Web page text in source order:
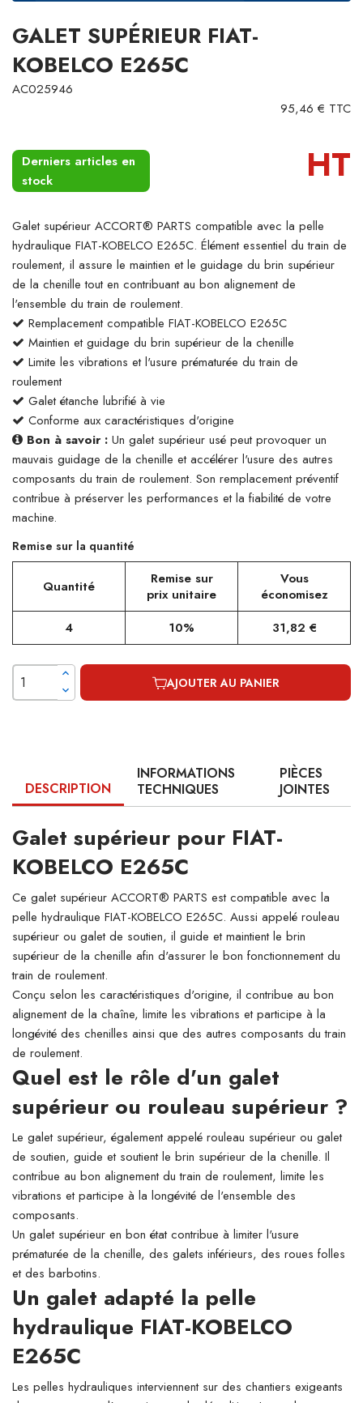
GALET SUPÉRIEUR FIAT-
KOBELCO E265C
AC025946
95,46 € TTC
Derniers articles en
stock
HT
Galet supérieur ACCORT® PARTS compatible avec la pelle
hydraulique FIAT-KOBELCO E265C. Élément essentiel du train de
roulement, il assure le maintien et le guidage du brin supérieur
de la chenille tout en contribuant au bon alignement de
l'ensemble du train de roulement.
Remplacement compatible FIAT-KOBELCO E265C
Maintien et guidage du brin supérieur de la chenille
Limite les vibrations et l'usure prématurée du train de
roulement
Galet étanche lubrifié à vie
Conforme aux caractéristiques d'origine
Bon à savoir : Un galet supérieur usé peut provoquer un
mauvais guidage de la chenille et accélérer l'usure des autres
composants du train de roulement. Son remplacement préventif
contribue à préserver les performances et la fiabilité de votre
machine.
Remise sur la quantité
Quantité
Remise sur
prix unitaire
Vous
économisez
4
10% 31,82 €
AJOUTER AU PANIER
DESCRIPTION
INFORMATIONS
TECHNIQUES
PIÈCES
JOINTES
Galet supérieur pour FIAT-
KOBELCO E265C
Ce galet supérieur ACCORT® PARTS est compatible avec la
pelle hydraulique FIAT-KOBELCO E265C. Aussi appelé rouleau
supérieur ou galet de soutien, il guide et maintient le brin
supérieur de la chenille afin d'assurer le bon fonctionnement du
train de roulement.
Conçu selon les caractéristiques d'origine, il contribue au bon
alignement de la chaîne, limite les vibrations et participe à la
longévité des chenilles ainsi que des autres composants du train
de roulement.
Quel est le rôle d'un galet
supérieur ou rouleau supérieur ?
Le galet supérieur, également appelé rouleau supérieur ou galet
de soutien, guide et soutient le brin supérieur de la chenille. Il
contribue au bon alignement du train de roulement, limite les
vibrations et participe à la longévité de l'ensemble des
composants.
Un galet supérieur en bon état contribue à limiter l'usure
prématurée de la chenille, des galets inférieurs, des roues folles
et des barbotins.
Un galet adapté la pelle
hydraulique FIAT-KOBELCO
E265C
Les pelles hydrauliques interviennent sur des chantiers exigeants